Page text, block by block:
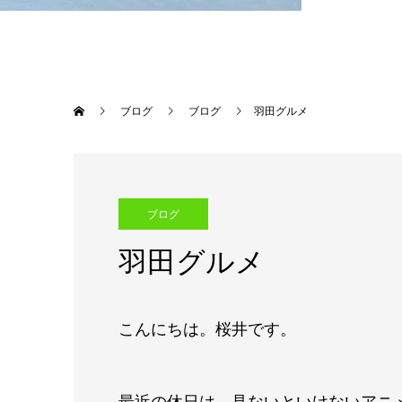
ブログ ブログ 羽田グルメ
ブログ
羽田グルメ
こんにちは。桜井です。